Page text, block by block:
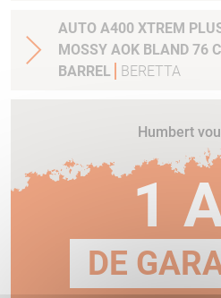
AUTO A400 XTREM
MOSSY AOK BLAND 76
BARREL
BERETTA
Humbert
1
DE